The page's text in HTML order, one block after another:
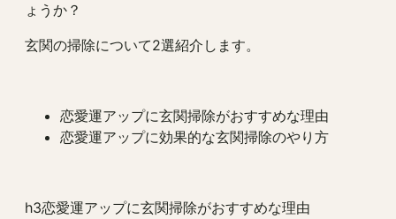
ょうか？
玄関の掃除について2選紹介します。
恋愛運アップに玄関掃除がおすすめな理由
恋愛運アップに効果的な玄関掃除のやり方
h3恋愛運アップに玄関掃除がおすすめな理由